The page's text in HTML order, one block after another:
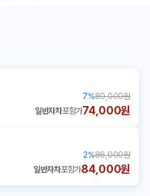
7%80,000원
일반자차포함가74,000원
2%86,000원
일반자차포함가84,000원